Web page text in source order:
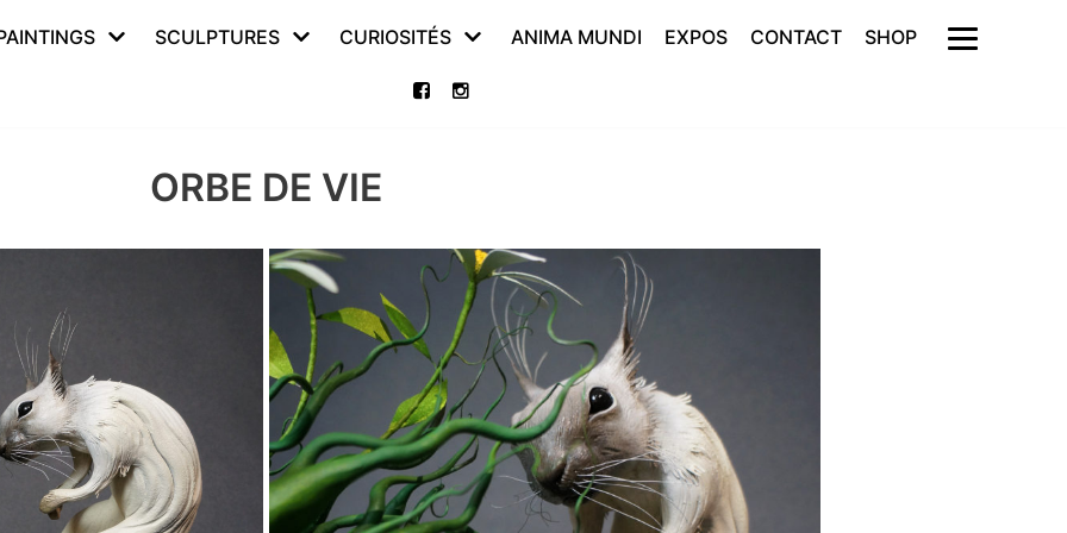
SCULPTURES CURIOSITÉS ANIMA MUNDI EXPOS CONTACT SHOP
ORBE DE VIE